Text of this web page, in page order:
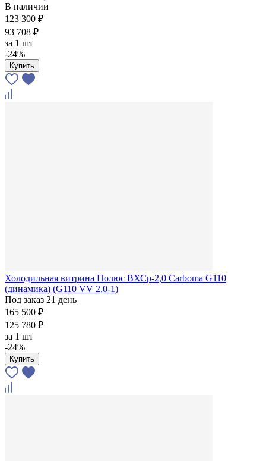
В наличии
123 300 ₽
93 708 ₽
за 1 шт
-24%
Купить
Холодильная витрина Полюс ВХСр-2,0 Сarboma G110
(динамика) (G110 VV 2,0-1)
Под заказ 21 день
165 500 ₽
125 780 ₽
за 1 шт
-24%
Купить